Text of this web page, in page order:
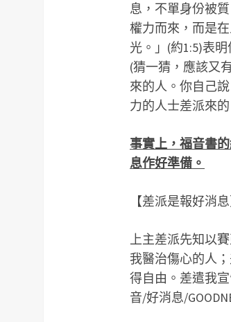
息，不單身份被
權力而來，而是
光。」(約1:5)表
(猜一猜，應該又
來的人。你自己
力的人士差派來
事實上，福音書
息作好準備。
【差派是報好消息
上主差派先知以
我醫治傷心的人
得自由。差遣我
音/好消息/